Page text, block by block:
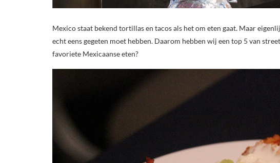
Mexico staat bekend tortillas en tacos als het om eten gaat. Maar
echt eens gegeten moet hebben. Daarom hebben wij een top 5 van
favoriete Mexicaanse eten?